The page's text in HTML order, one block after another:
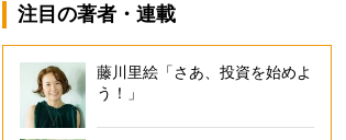
注目の著者・連載
藤川里絵「さあ、投資を始めよ
う！」